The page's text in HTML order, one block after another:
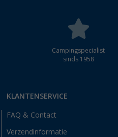
Campingspecialist
sinds 1958
KLANTENSERVICE
FAQ & Contact
Verzendinformatie